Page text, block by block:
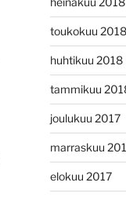
toukokuu 2018
huhtikuu 2018
tammikuu
joulukuu 2017
marraskuu
elokuu 2017